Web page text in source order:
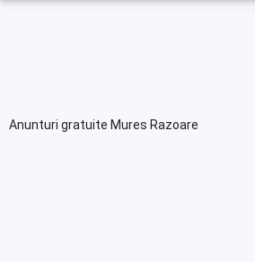
Anunturi gratuite Mures Razoare